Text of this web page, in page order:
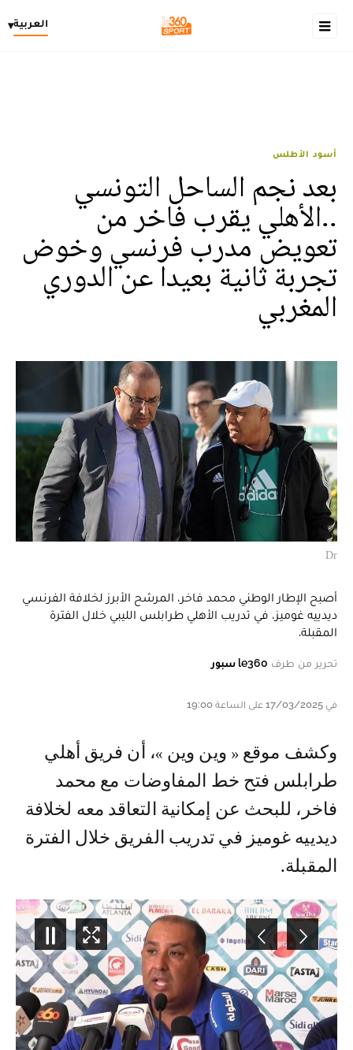
العربية▾
أسود الأطلس
بعد نجم الساحل التونسي
..الأهلي يقرب فاخر من
تعويض مدرب فرنسي وخوض
تجربة ثانية بعيدا عن الدوري
المغربي
Dr
أصبح الإطار الوطني محمد فاخر، المرشح الأبرز لخلافة الفرنسي
ديدييه غوميز، في تدريب الأهلي طرابلس الليبي خلال الفترة
المقبلة.
تحرير من طرف le360 سبور
في 17/03/2025 على الساعة 19:00
وكشف موقع « وين وين »، أن فريق أهلي
طرابلس فتح خط المفاوضات مع محمد
فاخر، للبحث عن إمكانية التعاقد معه لخلافة
ديدييه غوميز في تدريب الفريق خلال الفترة
المقبلة.